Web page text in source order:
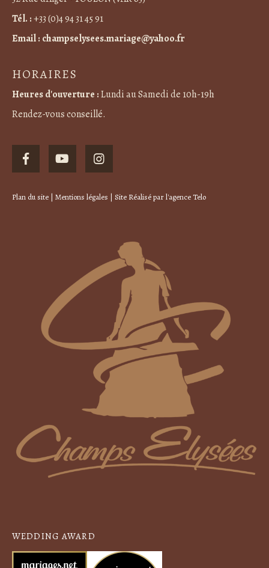
Tél. :+33 (0)4 94 31 45 91
Email : champselysees.mariage@yahoo.fr
HORAIRES
Heures d'ouverture :Lundi au Samedi de 10h-19h
Rendez-vous conseillé.
Plan du site | Mentions légales | Site Réalisé parl'agence Telo
WEDDING AWARD